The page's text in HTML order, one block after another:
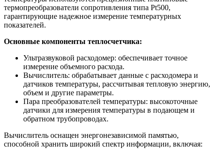
термопреобразователи сопротивления типа Pt500,
гарантирующие надежное измерение температурных
показателей.
Основные компоненты теплосчетчика:
Ультразвуковой расходомер: обеспечивает точное
измерение объемного расхода.
Вычислитель: обрабатывает данные с расходомера и
датчиков температуры, рассчитывая тепловую энергию,
объем и другие параметры.
Пара преобразователей температуры: высокоточные
датчики для измерения температуры в подающем и
обратном трубопроводах.
Вычислитель оснащен энергонезависимой памятью,
способной хранить широкий спектр информации, включая: